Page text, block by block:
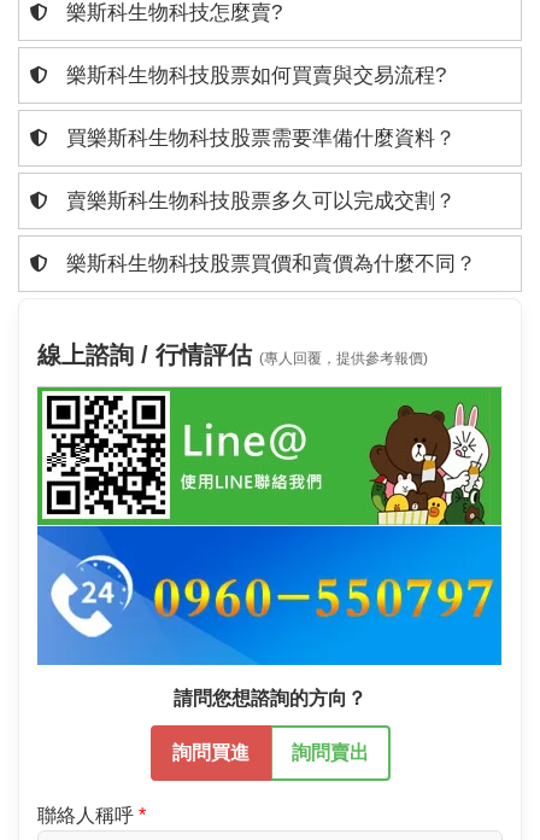
樂斯科生物科技怎麼賣?
樂斯科生物科技股票如何買賣與交易流程?
買樂斯科生物科技股票需要準備什麼資料？
賣樂斯科生物科技股票多久可以完成交割？
樂斯科生物科技股票買價和賣價為什麼不同？
線上諮詢 / 行情評估 (專人回覆，提供參考報價)
請問您想諮詢的方向？
詢問買進 詢問賣出
聯絡人稱呼